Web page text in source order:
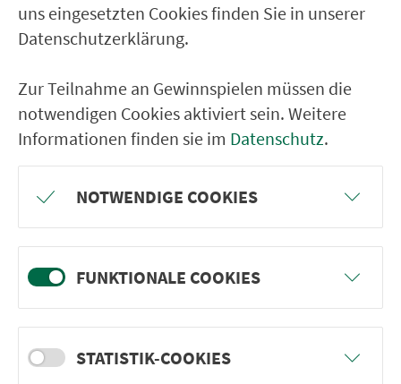
Mach mit und gewinne einen von 1.000
Team-Plätzen für eine Abenteuer-Rallye!
weiter
uns eingesetzten Cookies finden Sie in unserer
Datenschutzerklärung.
Zur Teilnahme an Gewinnspielen müssen die
notwendigen Cookies aktiviert sein. Weitere
Informationen finden sie im Datenschutz.
NOTWENDIGE COOKIES
FUNKTIONALE COOKIES
STATISTIK-COOKIES